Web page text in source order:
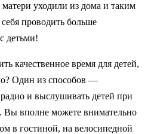
уходили из дома и таким
проводить больше
детьми!
качественное время для детей,
Один из способов —
и выслушивать детей при
Вы вполне можете внимательно
в гостиной, на велосипедной